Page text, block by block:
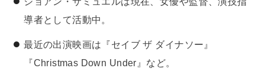
導者として活動中。
最近の出演映画は『セイブ ザ ダイナソー』
『Christmas Down Under』など。